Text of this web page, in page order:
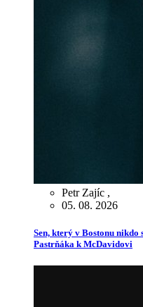
Petr Zajíc ,
05. 08. 2026
Sen, který v Bostonu
Pastrňáka k McDavidovi